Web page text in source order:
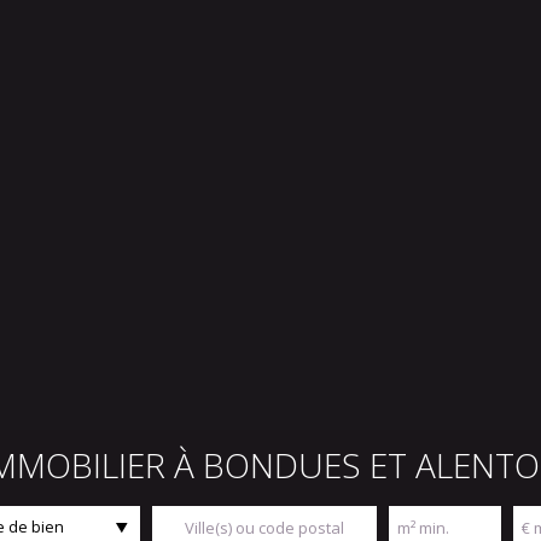
À BONDUES ET
de bien